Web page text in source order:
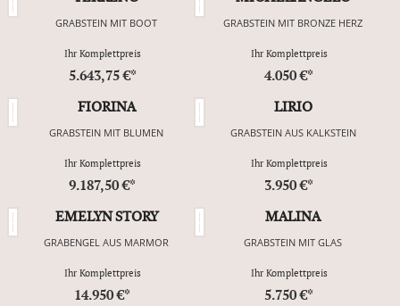
GRABSTEIN MIT BOOT
Ihr Komplettpreis
5.643,75 €*
GRABSTEIN MIT BRONZE HERZ
Ihr Komplettpreis
4.050 €*
FIORINA
GRABSTEIN MIT BLUMEN
Ihr Komplettpreis
9.187,50 €*
LIRIO
GRABSTEIN AUS KALKSTEIN
Ihr Komplettpreis
3.950 €*
EMELYN STORY
GRABENGEL AUS MARMOR
Ihr Komplettpreis
14.950 €*
MALINA
GRABSTEIN MIT GLAS
Ihr Komplettpreis
5.750 €*